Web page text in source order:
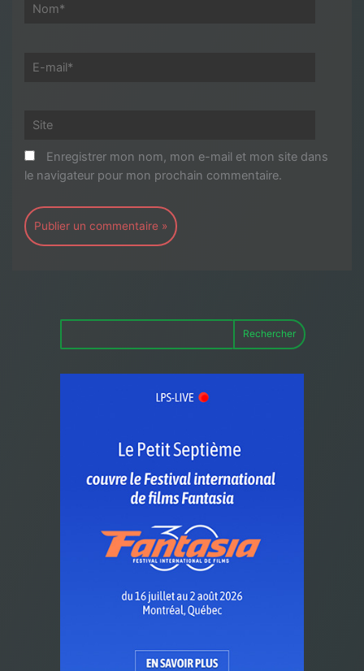
E-
Site
Enregistrer mon nom, mon e-mail et mon site dans
le navigateur pour mon prochain commentaire.
Rechercher